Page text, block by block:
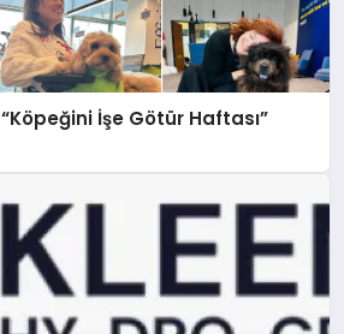
İşe Götür Haftası”